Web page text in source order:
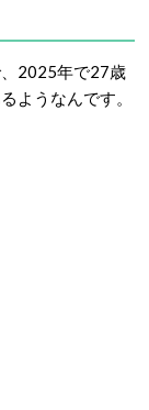
2025年で27歳
ようなんです。